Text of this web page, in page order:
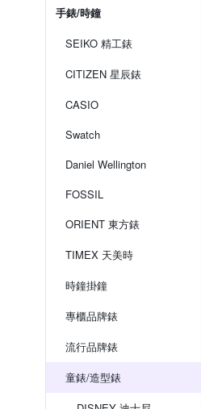
手錶/時鐘
SEIKO 精工錶
CITIZEN 星辰錶
CASIO
Swatch
Daniel Wellington
FOSSIL
ORIENT 東方錶
TIMEX 天美時
時鐘掛鐘
專櫃品牌錶
流行品牌錶
童錶/造型錶